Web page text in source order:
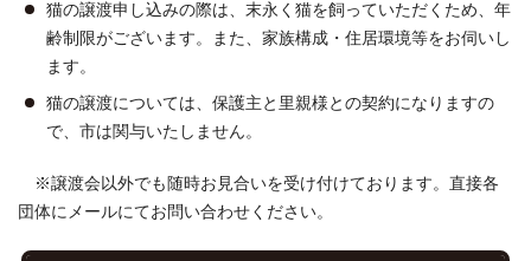
猫の譲渡申し込みの際は、末永く猫を飼っていただくため、年
齢制限がございます。また、家族構成・住居環境等をお伺いし
ます。
猫の譲渡については、保護主と里親様との契約になりますの
で、市は関与いたしません。
※譲渡会以外でも随時お見合いを受け付けております。直接各
団体にメールにてお問い合わせください。